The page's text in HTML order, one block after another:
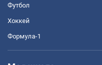
Футбол
Хоккей
Формула-1